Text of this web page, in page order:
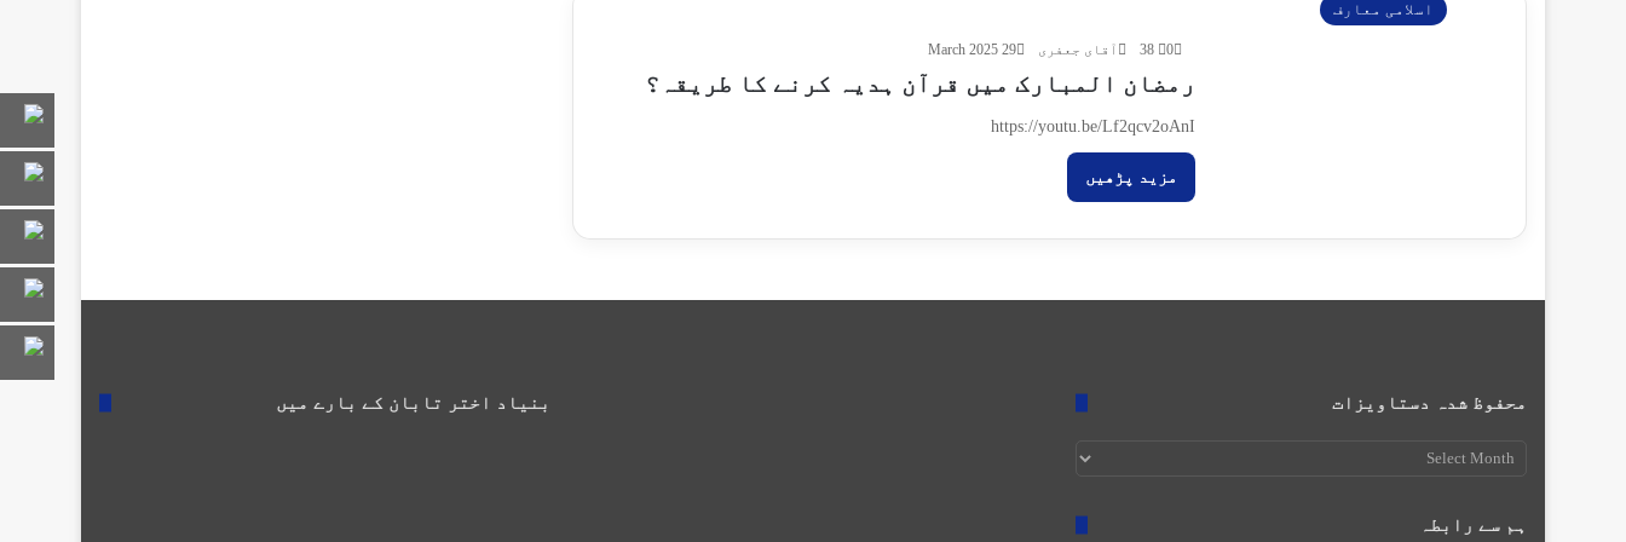
اسلامی معارف
آقای جعفری 29 March 2025 0
38
رمضان المبارک میں قرآن ہدیہ کرنے کا طریقہ؟
https://youtu.be/Lf2qcv2oAnI
مزید پڑھیں
بنیاد اختر تابان کے بارے میں محفوظ شدہ دستاویزات
محفوظ
ہم سے رابطہ